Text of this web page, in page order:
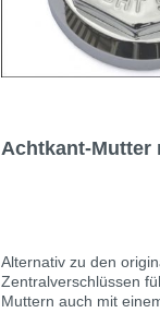
Achtkant-Mutter
Alternativ zu den
Zentralverschlüssen
Muttern auch mit